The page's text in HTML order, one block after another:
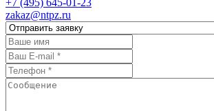
+7 (495) 645-01-23
zakaz@ntpz.ru